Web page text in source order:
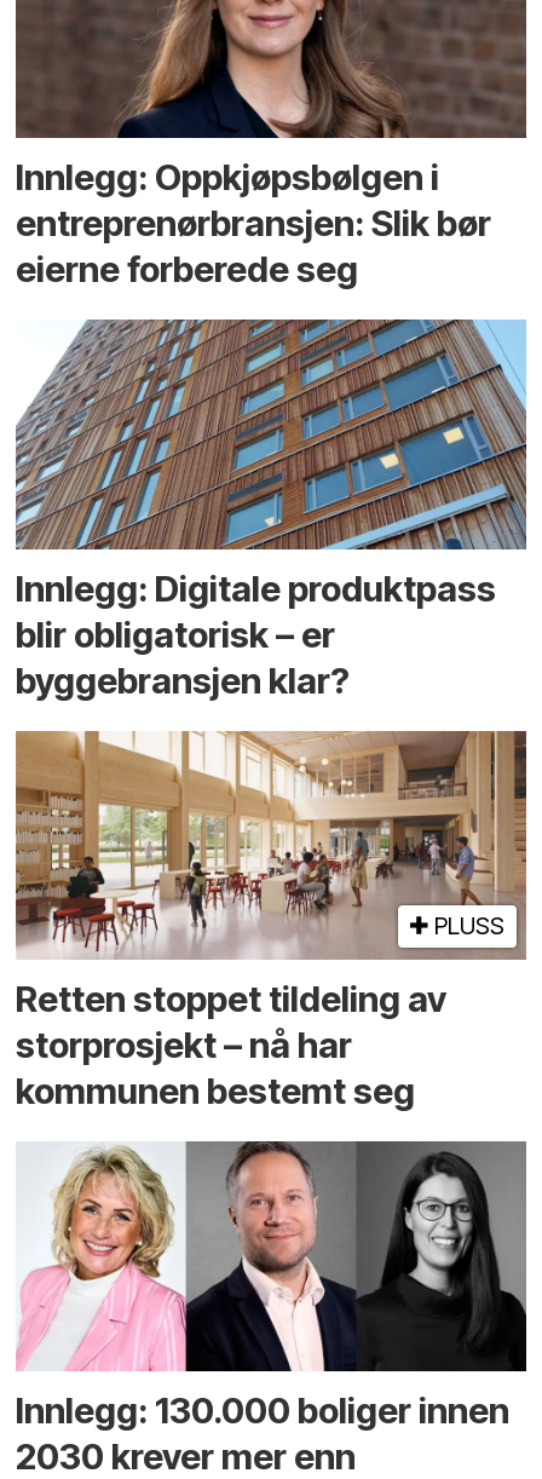
Innlegg: Oppkjøps­bølgen i
entreprenør­bransjen: Slik bør
eierne forberede seg
Innlegg: Digitale produktpass
blir obligatorisk – er
byggebransjen klar?
PLUSS
Retten stoppet tildeling av
storprosjekt – nå har
kommunen bestemt seg
Innlegg: 130.000 boliger innen
2030 krever mer enn